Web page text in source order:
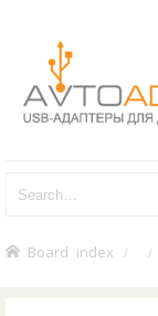
Board index